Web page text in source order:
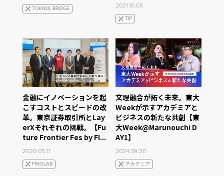
TOKIWA BRIDGE 2021.10.05
TIP
金融にイノベーションを起
こすコストとスピードの改
革。東京証券取引所とLay
erXそれぞれの挑戦。【Fu
ture Frontier Fes by FI...
2020.05.11
FINOLAB
文理融合が拓く未来。東大
Weekが示すアカデミアと
ビジネスの新たな共創【東
大Week@Marunouchi D
AY1】
2024.09.30
アカデミア